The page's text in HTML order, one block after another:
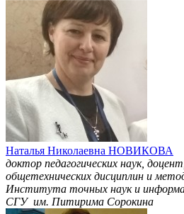
Наталья Николаевна НОВИКОВА
доктор педагогических наук,
общетехнических дисциплин и
Института точных наук и
СГУ им. Питирима Сорокина